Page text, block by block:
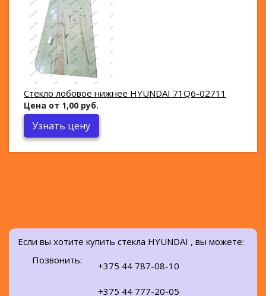
Стекло лобовое нижнее HYUNDAI 71Q6-02711
Цена от 1,00 руб.
Узнать цену
Если вы хотите купить стекла HYUNDAI , вы можете:
Позвонить:
+375 44 787-08-10
+375 44 777-20-05